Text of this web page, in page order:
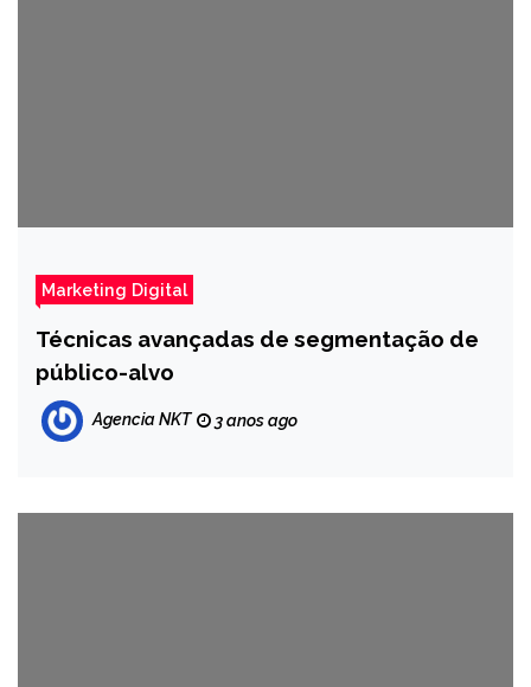
Marketing Digital
Técnicas avançadas de segmentação de
público-alvo
Agencia NKT 3 anos ago